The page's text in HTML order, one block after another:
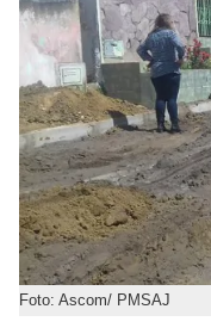
Foto: Ascom/ PMSAJ